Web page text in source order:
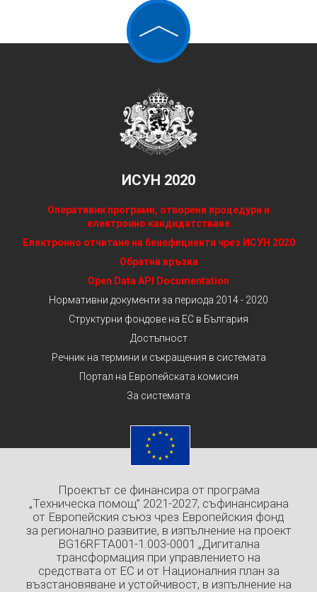
ИСУН 2020
Оперативни програми, отворени процедури и
електронно кандидатстване
Електронно отчитане на бенефициенти чрез ИСУН 2020
Обратна връзка
Open Data API Documentation
Нормативни документи за периода 2014 - 2020
Структурни фондове на ЕС в България
Достъпност
Речник на термини и съкращения в системата
Портал на Европейската комисия
За системата
Проектът се финансира от програма
„Техническа помощ” 2021-2027, съфинансирана
от Европейския съюз чрез Европейския фонд
за регионално развитие, в изпълнение на проект
BG16RFTA001-1.003-0001 „Дигитална
трансформация при управлението на
средствата от ЕС и от Националния план за
възстановяване и устойчивост, в изпълнение на